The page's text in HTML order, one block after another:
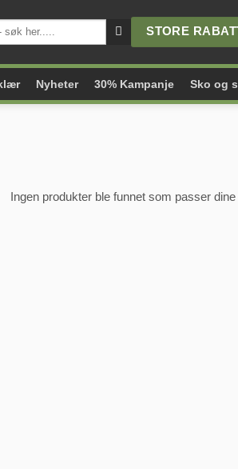
STORE
Nyheter 30% Kampanje Sko og
Ingen produkter ble funnet som passer dine